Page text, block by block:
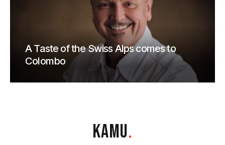
A Taste of the Swiss Alps comes to
Colombo
KAMU.